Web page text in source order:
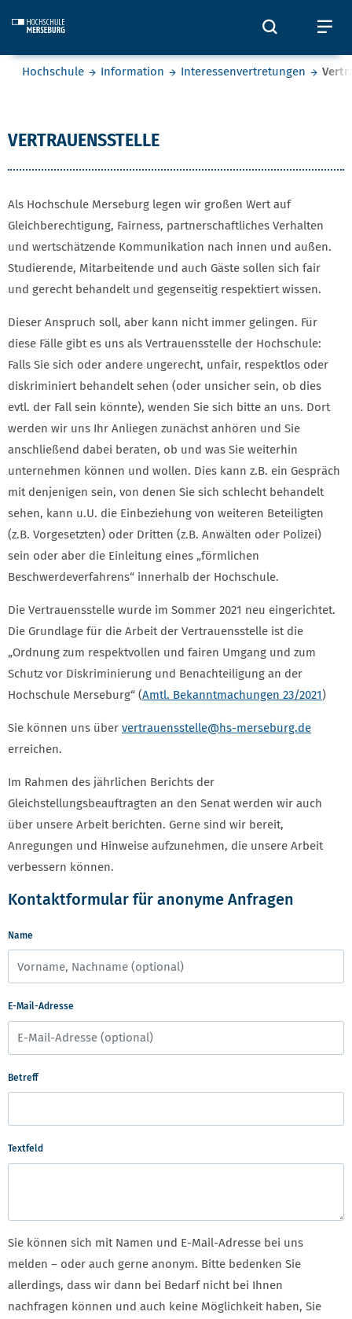
Öffnet
Sie befinden sich hier:
Hochschule Information Interessenvertretungen
VERTRAUENSSTELLE
Als Hochschule Merseburg legen wir großen Wert auf
Gleichberechtigung, Fairness, partnerschaftliches Verhalten
und wertschätzende Kommunikation nach innen und außen.
Studierende, Mitarbeitende und auch Gäste sollen sich fair
und gerecht behandelt und gegenseitig respektiert wissen.
Dieser Anspruch soll, aber kann nicht immer gelingen. Für
diese Fälle gibt es uns als Vertrauensstelle der Hochschule:
Falls Sie sich oder andere ungerecht, unfair, respektlos oder
diskriminiert behandelt sehen (oder unsicher sein, ob dies
evtl. der Fall sein könnte), wenden Sie sich bitte an uns. Dort
werden wir uns Ihr Anliegen zunächst anhören und Sie
anschließend dabei beraten, ob und was Sie weiterhin
unternehmen können und wollen. Dies kann z.B. ein Gespräch
mit denjenigen sein, von denen Sie sich schlecht behandelt
sehen, kann u.U. die Einbeziehung von weiteren Beteiligten
(z.B. Vorgesetzten) oder Dritten (z.B. Anwälten oder Polizei)
sein oder aber die Einleitung eines „förmlichen
Beschwerdeverfahrens“ innerhalb der Hochschule.
Die Vertrauensstelle wurde im Sommer 2021 neu eingerichtet.
Die Grundlage für die Arbeit der Vertrauensstelle ist die
„Ordnung zum respektvollen und fairen Umgang und zum
Schutz vor Diskriminierung und Benachteiligung an der
Hochschule Merseburg“ (Amtl. Bekanntmachungen 23/2021)
Sie können uns über vertrauensstelle@hs-merseburg.de
erreichen.
Im Rahmen des jährlichen Berichts der
Gleichstellungsbeauftragten an den Senat werden wir auch
über unsere Arbeit berichten. Gerne sind wir bereit,
Anregungen und Hinweise aufzunehmen, die unsere Arbeit
verbessern können.
Kontaktformular für anonyme Anfragen
Name
E-Mail-Adresse
Betreff
Textfeld
Sie können sich mit Namen und E-Mail-Adresse bei uns
melden – oder auch gerne anonym. Bitte bedenken Sie
allerdings, dass wir dann bei Bedarf nicht bei Ihnen
nachfragen können und auch keine Möglichkeit haben, Sie